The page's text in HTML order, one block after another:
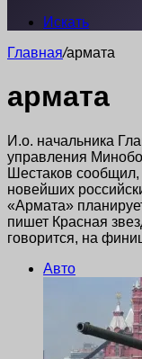
Искать
Главная/армата
армата
И.о. начальника
управления
Шестаков сообщил,
новейших
«Армата»
пишет Красная
говорится, на
Авто